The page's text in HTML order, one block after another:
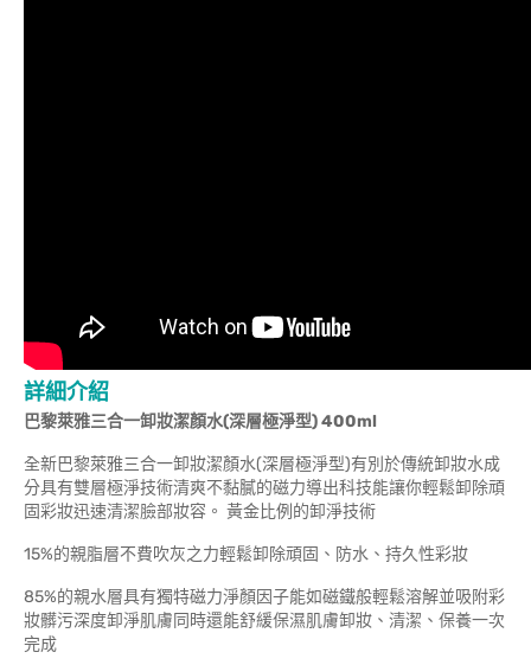
詳細介紹
巴黎萊雅三合一卸妝潔顏水(深層極淨型) 400ml
全新巴黎萊雅三合一卸妝潔顏水(深層極淨型)有別於傳統卸妝水成
分具有雙層極淨技術清爽不黏膩的磁力導出科技能讓你輕鬆卸除頑
固彩妝迅速清潔臉部妝容。 黃金比例的卸淨技術
15%的親脂層不費吹灰之力輕鬆卸除頑固、防水、持久性彩妝
85%的親水層具有獨特磁力淨顏因子能如磁鐵般輕鬆溶解並吸附彩
妝髒污深度卸淨肌膚同時還能舒緩保濕肌膚卸妝、清潔、保養一次
完成